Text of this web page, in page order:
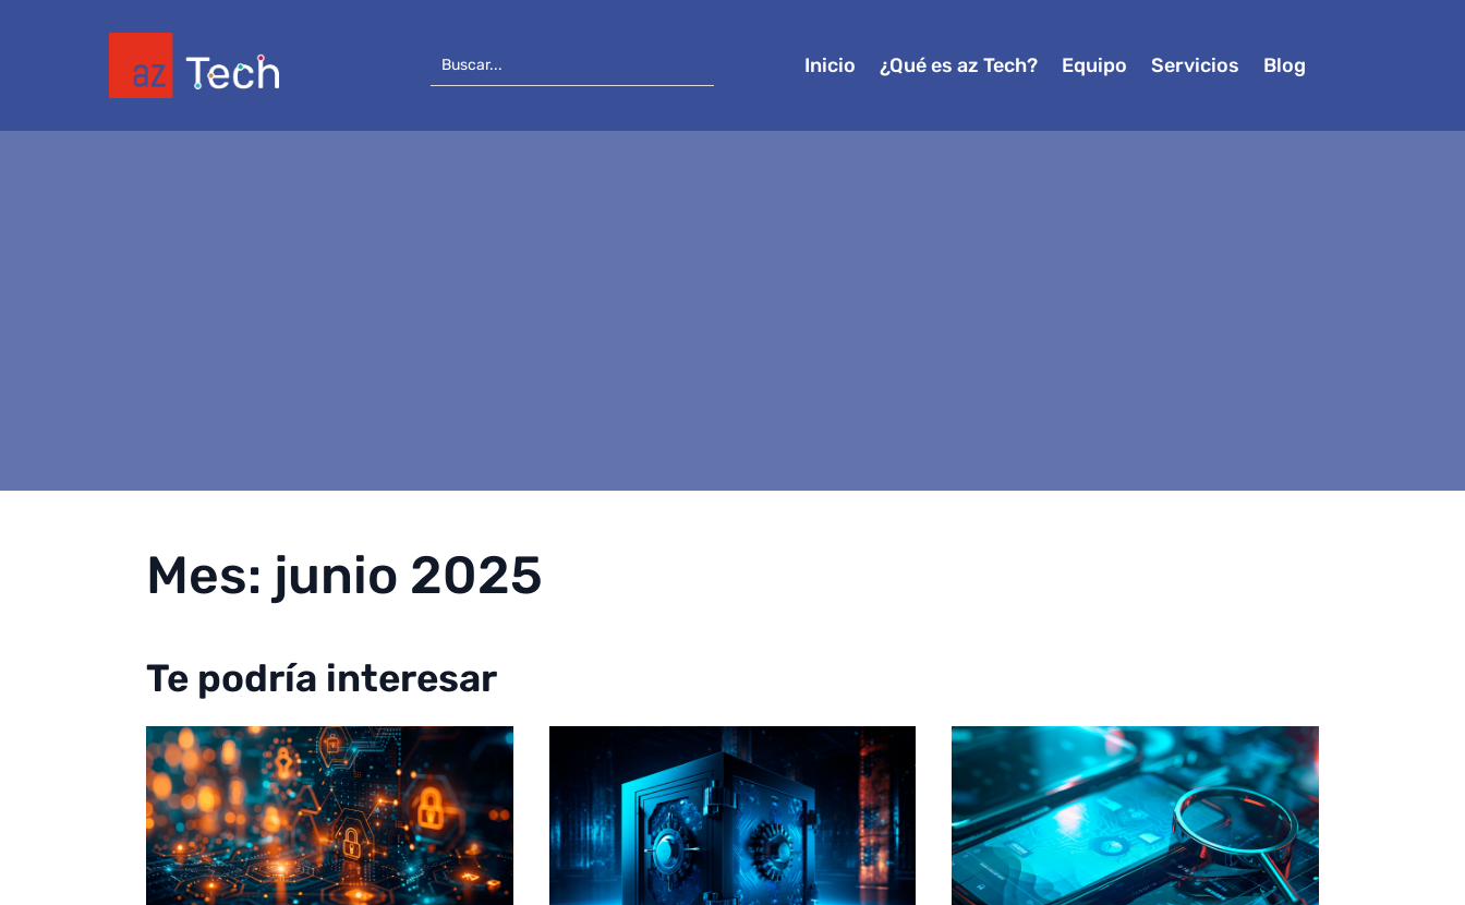
Inicio ¿Qué es az Tech? Equipo Servicios Blog
Mes: junio 2025
Te podría interesar